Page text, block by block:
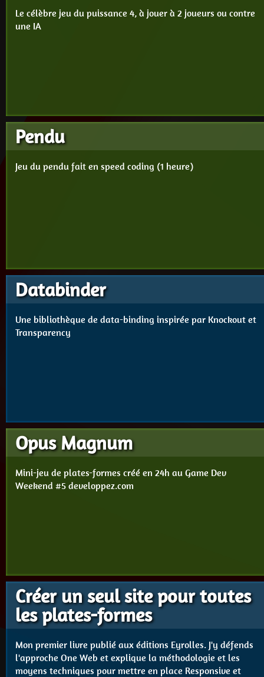
Le célèbre jeu du puissance 4, à jouer à 2 joueurs ou contre
une IA
Pendu
Jeu du pendu fait en speed coding (1 heure)
Databinder
Une bibliothèque de data-binding inspirée par Knockout et
Transparency
Opus Magnum
Mini-jeu de plates-formes créé en 24h au Game Dev
Weekend #5 developpez.com
Créer un seul site pour toutes
les plates-formes
Mon premier livre publié aux éditions Eyrolles. J'y défends
l'approche One Web et explique la méthodologie et les
moyens techniques pour mettre en place Responsive et